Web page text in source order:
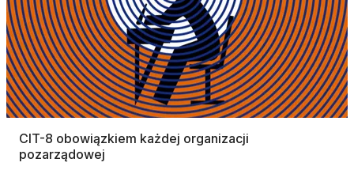
CIT-8 obowiązkiem każdej organizacji
pozarządowej